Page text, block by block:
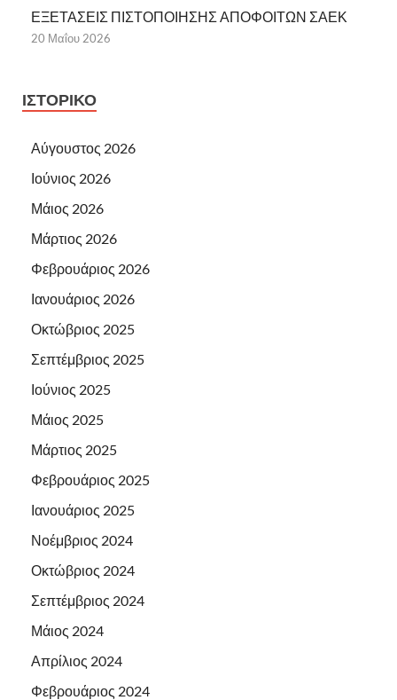
ΕΞΕΤΑΣΕΙΣ ΠΙΣΤΟΠΟΙΗΣΗΣ ΑΠΟΦΟΙΤΩΝ ΣΑΕΚ
20 Μαΐου 2026
ΙΣΤΟΡΙΚΌ
Αύγουστος 2026
Ιούνιος 2026
Μάιος 2026
Μάρτιος 2026
Φεβρουάριος 2026
Ιανουάριος 2026
Οκτώβριος 2025
Σεπτέμβριος 2025
Ιούνιος 2025
Μάιος 2025
Μάρτιος 2025
Φεβρουάριος 2025
Ιανουάριος 2025
Νοέμβριος 2024
Οκτώβριος 2024
Σεπτέμβριος 2024
Μάιος 2024
Απρίλιος 2024
Φεβρουάριος 2024